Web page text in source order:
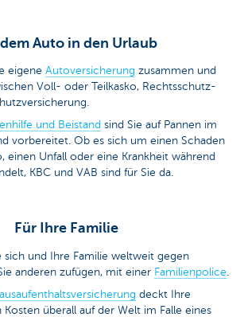
Auto in den Urlaub
eigene Autoversicherung zusammen und
Voll- oder Teilkasko, Rechtsschutz-
und Beistand sind Sie auf Pannen im
vorbereitet. Ob es sich um einen Schaden
einen Unfall oder eine Krankheit während
KBC und VAB sind für Sie da.
Für Ihre Familie
sich und Ihre Familie weltweit gegen
anderen zufügen, mit einer Familienpolice
deckt Ihre
Kosten überall auf der Welt im Falle eines